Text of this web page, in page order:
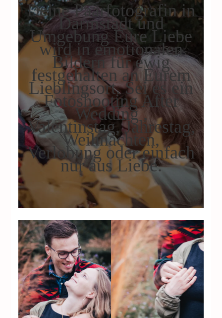
Deine Paarfotografin in
Darmstadt und
Umgebung Eure Liebe
wird in emotionalen
Bildern für ewig
festgehalten an Eurem
Lieblingsort. Sei es ein
Fotoshooting After
Wedding ,
Valentinstag, Jahrestag,
Weihnachten,
Verlobung oder einfach
nur aus Liebe.